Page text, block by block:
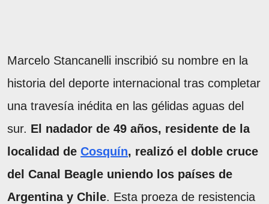
Marcelo Stancanelli inscribió su nombre en la
historia del deporte internacional tras completar
una travesía inédita en las gélidas aguas del
sur. El nadador de 49 años, residente de la
localidad de Cosquín, realizó el doble cruce
del Canal Beagle uniendo los países de
Argentina y Chile. Esta proeza de resistencia